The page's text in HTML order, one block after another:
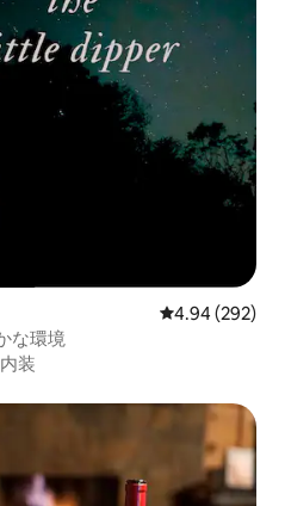
レビュー292
4.94 (292)
な環境
装